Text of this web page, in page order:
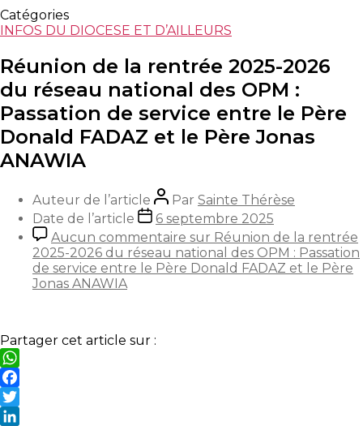
Catégories
INFOS DU DIOCESE ET D’AILLEURS
Réunion de la rentrée 2025-2026
du réseau national des OPM :
Passation de service entre le Père
Donald FADAZ et le Père Jonas
ANAWIA
Auteur de l’article Par Sainte Thérèse
Date de l’article
6 septembre 2025
Aucun commentaire sur Réunion de la rentrée
2025-2026 du réseau national des OPM : Passation
de service entre le Père Donald FADAZ et le Père
Jonas ANAWIA
Partager cet article sur :
WhatsApp
Facebook
Twitter